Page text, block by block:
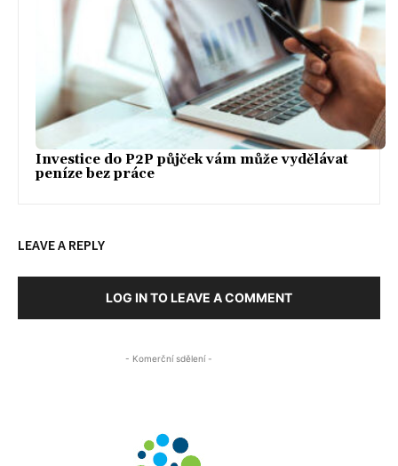
Investice do P2P půjček vám může vydělávat
peníze bez práce
LEAVE A REPLY
LOG IN TO LEAVE A COMMENT
- Komerční sdělení -